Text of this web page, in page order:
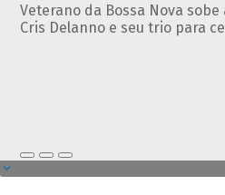
Veterano da Bossa Nova
Cris Delanno e seu trio para